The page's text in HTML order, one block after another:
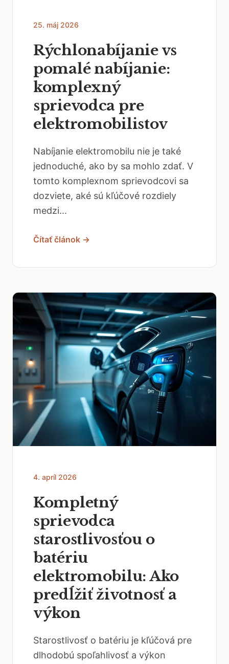
25. máj 2026
Rýchlonabíjanie vs
pomalé nabíjanie:
komplexný
sprievodca pre
elektromobilistov
Nabíjanie elektromobilu nie je také
jednoduché, ako by sa mohlo zdať. V
tomto komplexnom sprievodcovi sa
dozviete, aké sú kľúčové rozdiely
medzi...
Čítať článok →
4. apríl 2026
Kompletný
sprievodca
starostlivosťou o
batériu
elektromobilu: Ako
predĺžiť životnosť a
výkon
Starostlivosť o batériu je kľúčová pre
dlhodobú spoľahlivosť a výkon